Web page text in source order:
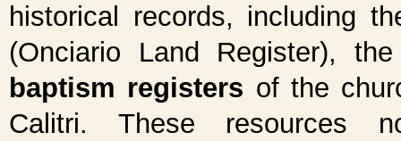
historical records, including
(Onciario Land Register),
baptism registers of the
Calitri. These